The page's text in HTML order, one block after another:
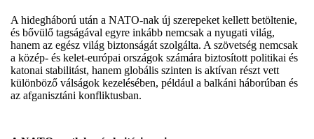
A hidegháború után a NATO-nak új szerepeket kellett betöltenie,
és bővülő tagságával egyre inkább nemcsak a nyugati világ,
hanem az egész világ biztonságát szolgálta. A szövetség nemcsak
a közép- és kelet-európai országok számára biztosított politikai és
katonai stabilitást, hanem globális szinten is aktívan részt vett
különböző válságok kezelésében, például a balkáni háborúban és
az afganisztáni konfliktusban.